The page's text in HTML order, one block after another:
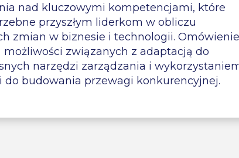
nad kluczowymi kompetencjami, które
przyszłym liderkom w obliczu
zmian w biznesie i technologii. Omówienie
możliwości związanych z adaptacją do
narzędzi zarządzania i
do budowania przewagi konkurencyjnej.